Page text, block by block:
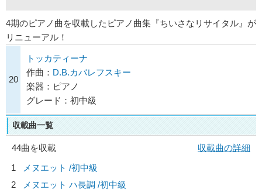
4期のピアノ曲を収載したピアノ曲集『ちいさなリサイタル』が
リニューアル！
20
トッカティーナ
作曲： D.B.カバレフスキー
楽器：ピアノ
グレード：初中級
収載曲一覧
44曲を収載
収載曲の詳細
1
メヌエット /初中級
2
メヌエット ハ長調 /初中級